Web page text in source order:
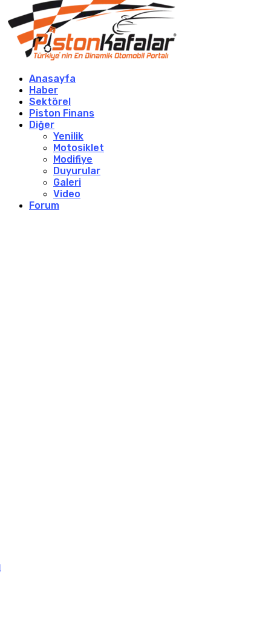
Anasayfa
Haber
Sektörel
Piston Finans
Diğer
Yenilik
Motosiklet
Modifiye
Duyurular
Galeri
Video
Forum